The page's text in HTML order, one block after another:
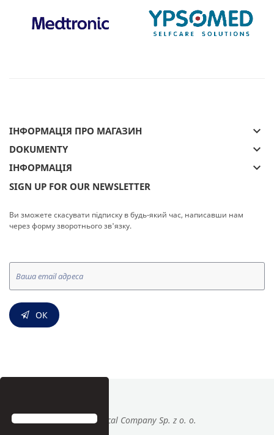
ІНФОРМАЦІЯ ПРО МАГАЗИН keyboard_arrow_down
DOKUMENTY keyboard_arrow_down
ІНФОРМАЦІЯ keyboard_arrow_down
SIGN UP FOR OUR NEWSLETTER
Ви зможете скасувати підписку в будь-який час, написавши нам
через форму зворотнього зв'язку.
ОК
© Medical Company Sp. z o. o.